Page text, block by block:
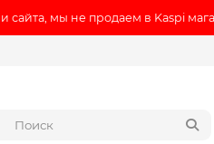
сайта, мы не продаем в Kaspi